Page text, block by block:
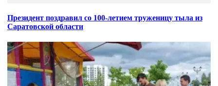
Президент поздравил со 100-летием труженицу тыла из
Саратовской области